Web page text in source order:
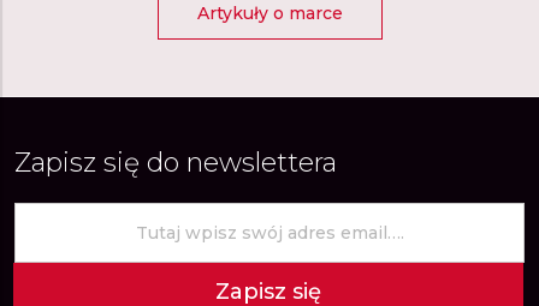
Artykuły o marce
Zapisz się do newslettera
Zapisz się